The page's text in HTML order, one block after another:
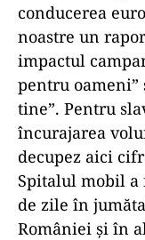
conducerea
noastre un
impactul
pentru
tine”. Pentru
încurajarea
decupez aici
Spitalul mobil a
de zile în
României și în